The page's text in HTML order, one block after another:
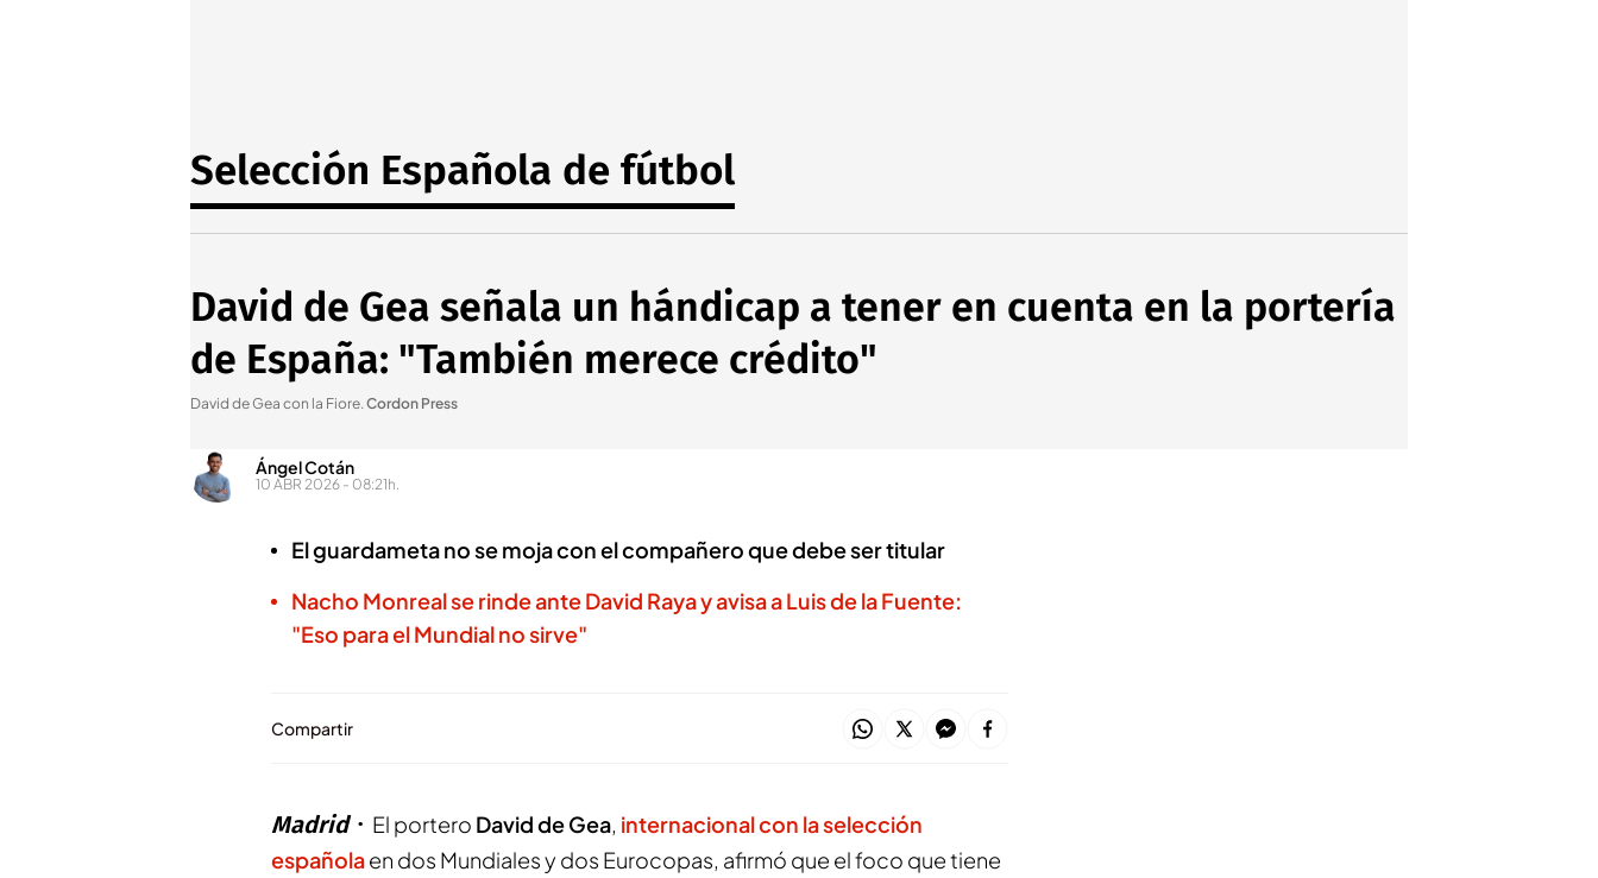
Selección Española de fútbol
David de Gea señala un hándicap a tener en cuenta en la portería
de España: "También merece crédito"
David de Gea con la Fiore.Cordon Press
Ángel Cotán
10 ABR 2026 - 08:21h.
El guardameta no se moja con el compañero que debe ser titular
Nacho Monreal se rinde ante David Raya y avisa a Luis de la Fuente:
"Eso para el Mundial no sirve"
Compartir
Madrid El portero David de Gea, internacional con la selección
españolaen dos Mundiales y dos Eurocopas, afirmó que el foco que tiene